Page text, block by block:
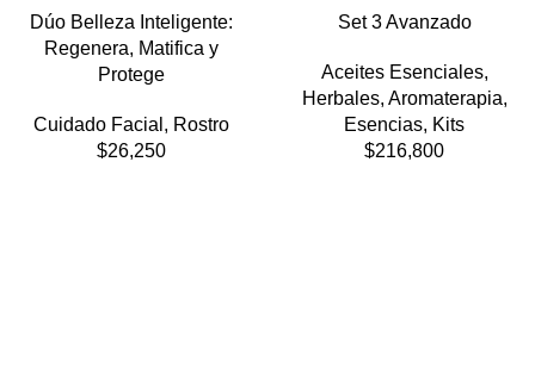
Dúo Belleza Inteligente:
Regenera, Matifica y
Protege
Cuidado Facial , Rostro
$26,250
Set 3 Avanzado
Aceites Esenciales,
Herbales, Aromaterapia,
Esencias, Kits
$216,800